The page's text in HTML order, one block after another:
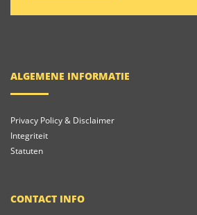
ALGEMENE INFORMATIE
Privacy Policy & Disclaimer
Integriteit
Statuten
CONTACT INFO